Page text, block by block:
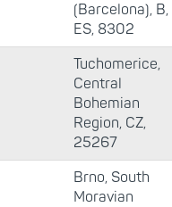
(Barcelona), B,
ES, 8302
Tuchomerice,
Central
Bohemian
Region, CZ,
25267
Brno, South
Moravian